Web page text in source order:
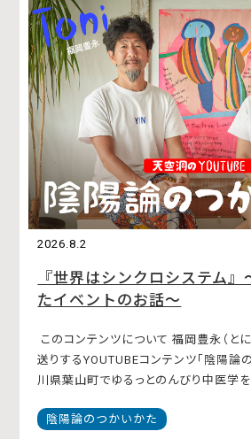
2026.8.2
『世界はシンクロシステム
たイベントのお話〜
このコンテンツについて 福岡豊永（と
送りするYOUTUBEコンテンツ「陰陽論
川県葉山町でゆるっとのんびり中医学
陰陽論のつかいかた